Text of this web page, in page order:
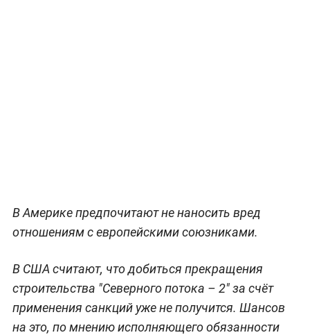
В Америке предпочитают не наносить вред
отношениям с европейскими союзниками.
В США считают, что добиться прекращения
строительства "Северного потока – 2" за счёт
применения санкций уже не получится. Шансов
на это, по мнению исполняющего обязанности